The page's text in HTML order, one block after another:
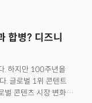
합병? 디즈니
. 하지만 100주년을
. 글로벌 1위 콘텐트
벌 콘텐츠 시장 변화에